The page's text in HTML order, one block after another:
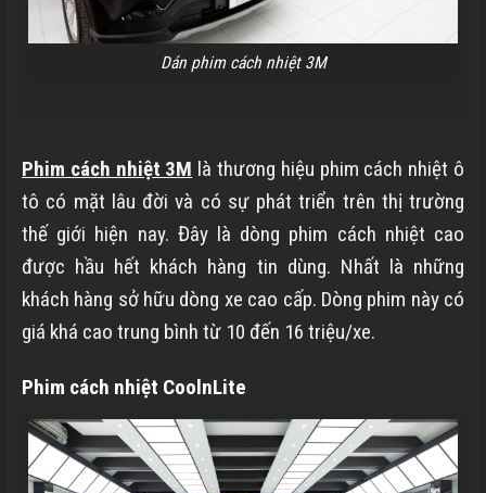
Dán phim cách nhiệt 3M
Phim cách nhiệt 3M là thương hiệu phim cách nhiệt ô
tô có mặt lâu đời và có sự phát triển trên thị trường
thế giới hiện nay. Đây là dòng phim cách nhiệt cao
được hầu hết khách hàng tin dùng. Nhất là những
khách hàng sở hữu dòng xe cao cấp. Dòng phim này có
giá khá cao trung bình từ 10 đến 16 triệu/xe.
Phim cách nhiệt CoolnLite